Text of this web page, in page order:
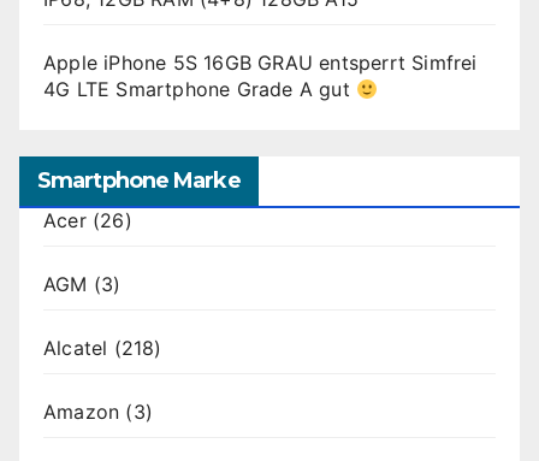
Apple iPhone 5S 16GB GRAU entsperrt Simfrei
4G LTE Smartphone Grade A gut
Smartphone Marke
Acer(26)
AGM (3)
Alcatel (218)
Amazon (3)